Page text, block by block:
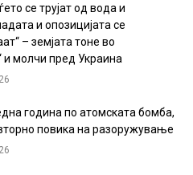
се трујат од вода и
и опозицијата се
– земјата тоне во
и молчи пред Украина
година по атомската бомба,
повика на разоружување